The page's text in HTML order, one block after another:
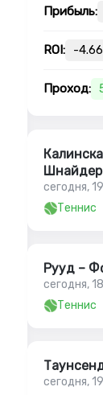
Прибыль:
ROI: -
Проход:
Шнайдер
сегодня,
Теннис
Рууд –
сегодня,
Теннис
сегодня,